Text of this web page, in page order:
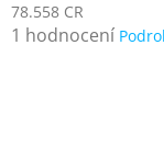
78.558 CR
Průměrné
1 hodnocení